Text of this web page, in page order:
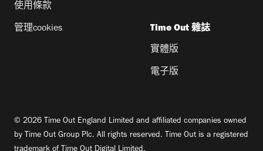
使用條款
管理cookies Time Out 雜誌
實體版
電子版
© 2026 Time Out England Limited and affiliated companies owned
by Time Out Group Plc. All rights reserved. Time Out is a registered